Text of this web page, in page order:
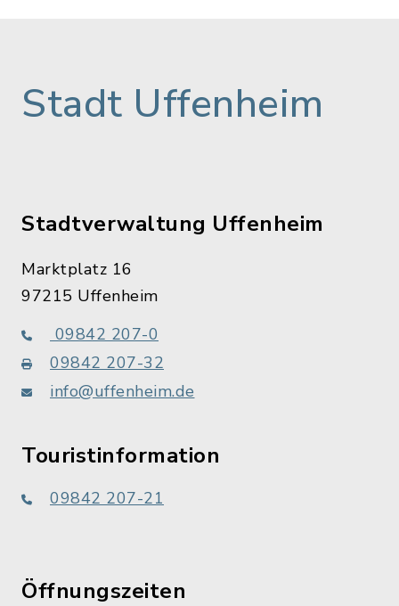
Stadt Uffenheim
Stadtverwaltung Uffenheim
Marktplatz 16
97215 Uffenheim
09842 207-0
09842 207-32
info@uffenheim.de
Touristinformation
09842 207-21
Öffnungszeiten